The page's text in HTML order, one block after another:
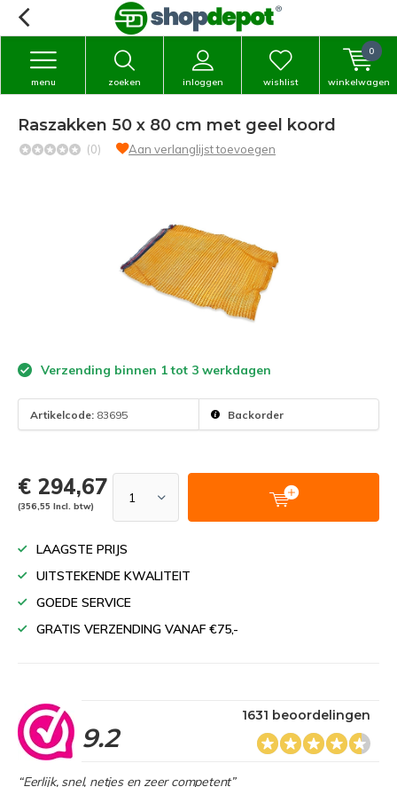
zoeken inloggen
menu wishlist winkelwagen
0
Raszakken 50 x 80 cm met geel koord
(0) Aan verlanglijst toevoegen
Verzending binnen 1 tot 3 werkdagen
Artikelcode: 83695 Backorder
€ 294,67
(356,55 Incl. btw)
LAAGSTE PRIJS
UITSTEKENDE KWALITEIT
GOEDE SERVICE
GRATIS VERZENDING VANAF €75,-
9.2
1631 beoordelingen
“Eerlijk, snel, netjes en zeer competent”